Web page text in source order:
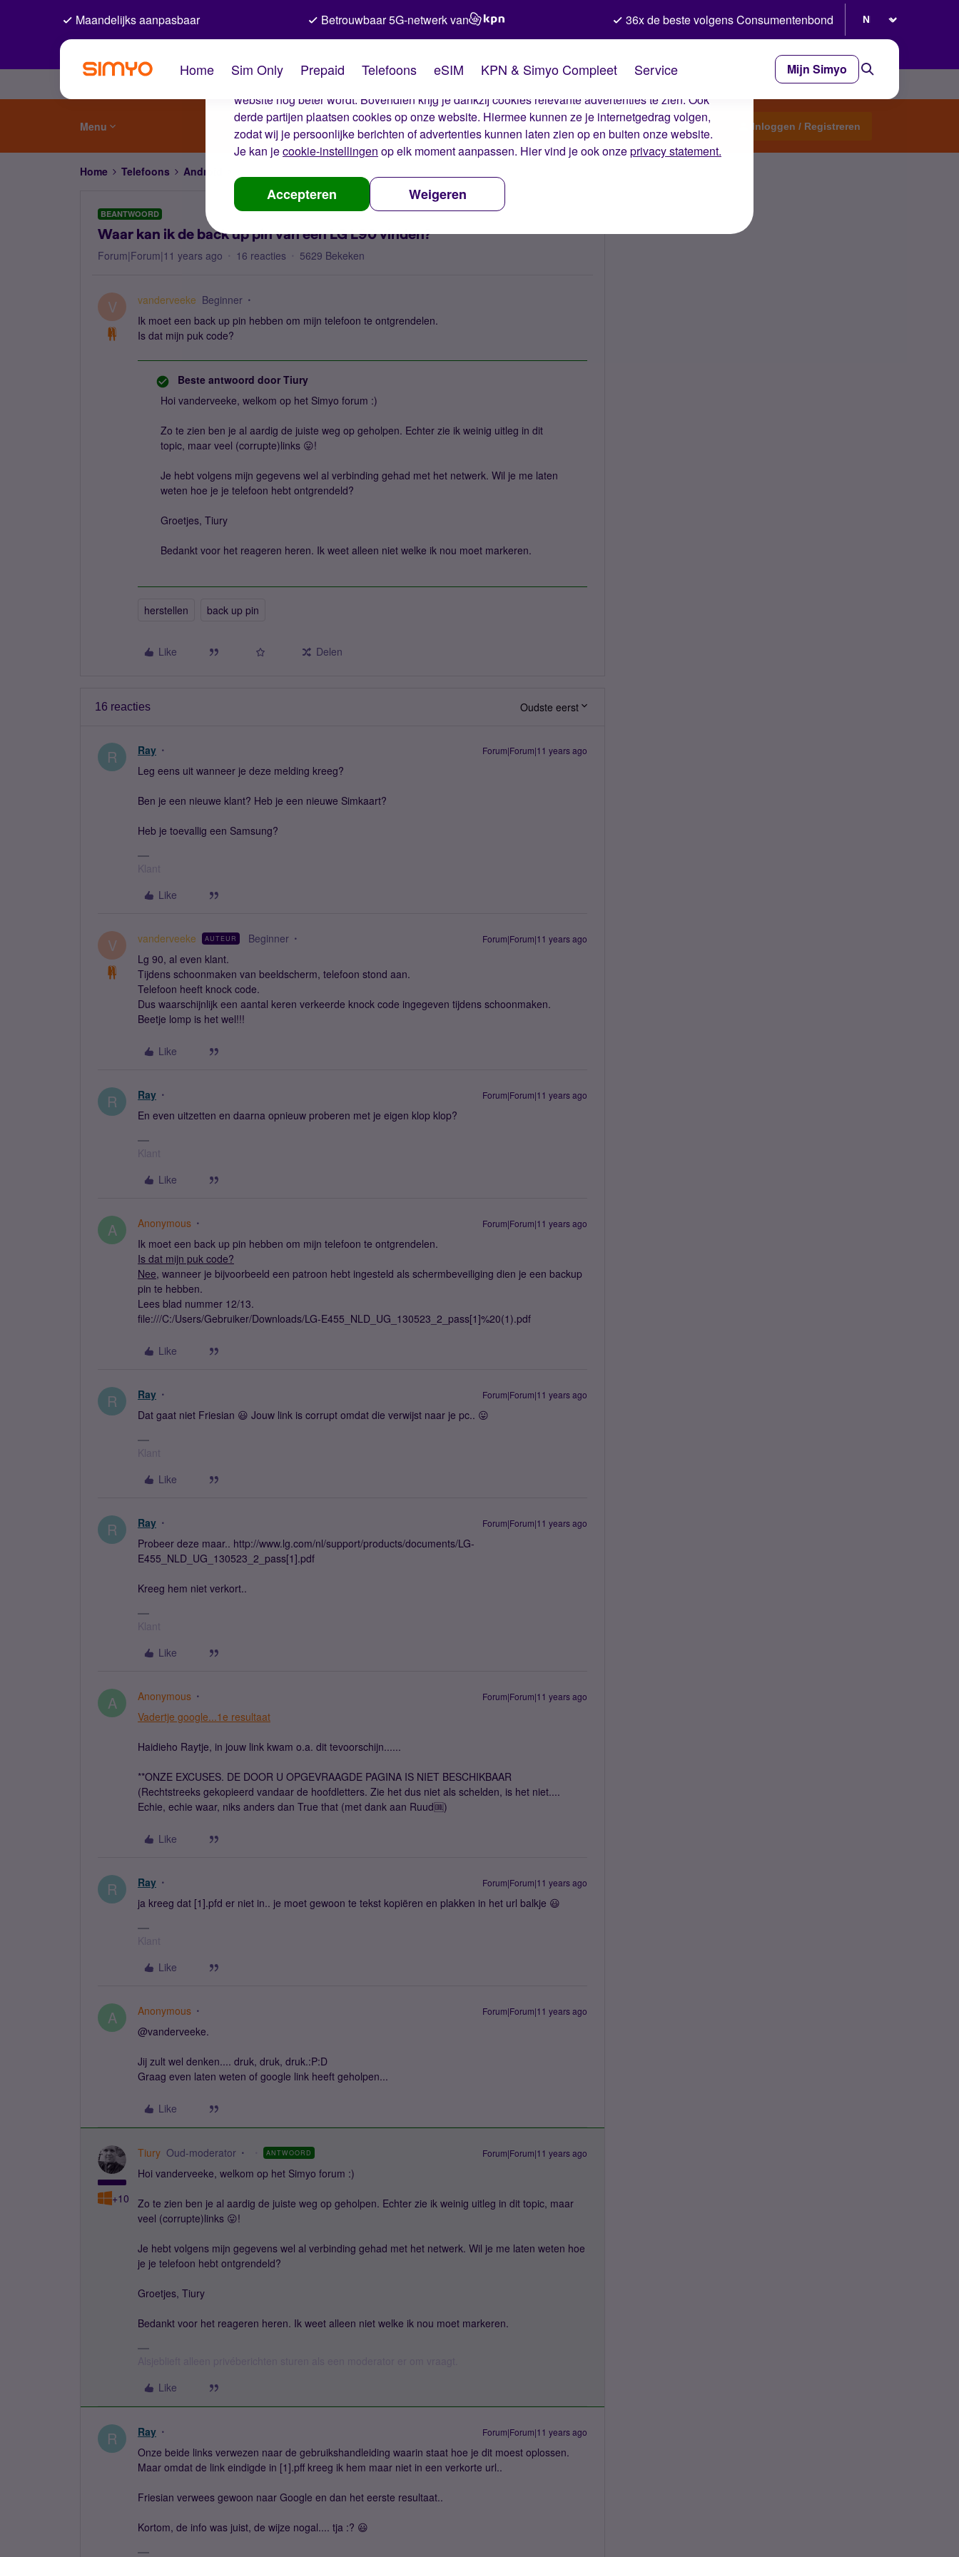
De cookies van Simyo
Wij gebruiken cookies op onze website. Met deze cookies zorgen wij ervoor dat je ervaring op de
website nog beter wordt. Bovendien krijg je dankzij cookies relevante advertenties te zien. Ook
derde partijen plaatsen cookies op onze website. Hiermee kunnen ze je internetgedrag volgen,
zodat wij je persoonlijke berichten of advertenties kunnen laten zien op en buiten onze website.
Je kan jecookie-instellingen op elk moment aanpassen. Hier vind je ook onzeprivacy statement.
Accepteren Weigeren
Maandelijks aanpasbaar Betrouwbaar 5G-netwerk van 36x de beste volgens Consumentenbond
Home Sim Only Prepaid Telefoons eSIM KPN & Simyo Compleet Service Mijn Simyo
Menu Start een topic Inloggen / Registreren
Home Telefoons Android
BEANTWOORD
Waar kan ik de back up pin van een LG L90 vinden?
Forum|Forum|11 years ago 16 reacties 5629 Bekeken
V vanderveeke Beginner
Ik moet een back up pin hebben om mijn telefoon te ontgrendelen.
Is dat mijn puk code?
Beste antwoord door Tiury
Hoi vanderveeke, welkom op het Simyo forum :)
Zo te zien ben je al aardig de juiste weg op geholpen. Echter zie ik weinig uitleg in dit
topic, maar veel (corrupte)links 😛!
Je hebt volgens mijn gegevens wel al verbinding gehad met het netwerk. Wil je me laten
weten hoe je je telefoon hebt ontgrendeld?
Groetjes, Tiury
Bedankt voor het reageren heren. Ik weet alleen niet welke ik nou moet markeren.
herstellen back up pin
Like Delen
16 reacties Oudste eerst
R Ray Forum|Forum|11 years ago
Leg eens uit wanneer je deze melding kreeg?
Ben je een nieuwe klant? Heb je een nieuwe Simkaart?
Heb je toevallig een Samsung?
Klant
Like
V vanderveeke AUTEUR Beginner Forum|Forum|11 years ago
Lg 90, al even klant.
Tijdens schoonmaken van beeldscherm, telefoon stond aan.
Telefoon heeft knock code.
Dus waarschijnlijk een aantal keren verkeerde knock code ingegeven tijdens schoonmaken.
Beetje lomp is het wel!!!
Like
R Ray Forum|Forum|11 years ago
En even uitzetten en daarna opnieuw proberen met je eigen klop klop?
Klant
Like
A Anonymous Forum|Forum|11 years ago
Ik moet een back up pin hebben om mijn telefoon te ontgrendelen.
Is dat mijn puk code?
Nee, wanneer je bijvoorbeeld een patroon hebt ingesteld als schermbeveiliging dien je een backup
pin te hebben.
Lees blad nummer 12/13.
file:///C:/Users/Gebruiker/Downloads/LG-E455_NLD_UG_130523_2_pass[1]%20(1).pdf
Like
R Ray Forum|Forum|11 years ago
Dat gaat niet Friesian 😃 Jouw link is corrupt omdat die verwijst naar je pc.. 😛
Klant
Like
R Ray Forum|Forum|11 years ago
Probeer deze maar.. http://www.lg.com/nl/support/products/documents/LG-
E455_NLD_UG_130523_2_pass[1].pdf
Kreeg hem niet verkort..
Klant
Like
A Anonymous Forum|Forum|11 years ago
Vadertje google...1e resultaat
Haidieho Raytje, in jouw link kwam o.a. dit tevoorschijn......
**ONZE EXCUSES. DE DOOR U OPGEVRAAGDE PAGINA IS NIET BESCHIKBAAR
(Rechtstreeks gekopieerd vandaar de hoofdletters. Zie het dus niet als schelden, is het niet....
Echie, echie waar, niks anders dan True that (met dank aan Ruud🆒)
Like
R Ray Forum|Forum|11 years ago
ja kreeg dat [1].pfd er niet in.. je moet gewoon te tekst kopiëren en plakken in het url balkje 😃
Klant
Like
A Anonymous Forum|Forum|11 years ago
@vanderveeke.
Jij zult wel denken.... druk, druk, druk.:P:D
Graag even laten weten of google link heeft geholpen...
Like
+10
Tiury Oud-moderator ANTWOORD Forum|Forum|11 years ago
Hoi vanderveeke, welkom op het Simyo forum :)
Zo te zien ben je al aardig de juiste weg op geholpen. Echter zie ik weinig uitleg in dit topic, maar
veel (corrupte)links 😛!
Je hebt volgens mijn gegevens wel al verbinding gehad met het netwerk. Wil je me laten weten hoe
je je telefoon hebt ontgrendeld?
Groetjes, Tiury
Bedankt voor het reageren heren. Ik weet alleen niet welke ik nou moet markeren.
Like
R Ray Forum|Forum|11 years ago
Onze beide links verwezen naar de gebruikshandleiding waarin staat hoe je dit moest oplossen.
Maar omdat de link eindigde in [1].pff kreeg ik hem maar niet in een verkorte url..
Friesian verwees gewoon naar Google en dan het eerste resultaat..
Kortom, de info was juist, de wijze nogal.... tja :? 😃